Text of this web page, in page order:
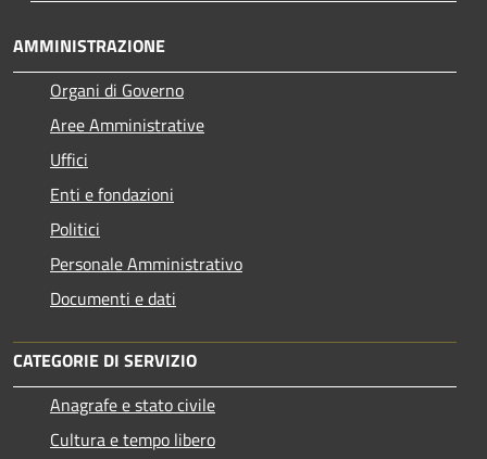
AMMINISTRAZIONE
Organi di Governo
Aree Amministrative
Uffici
Enti e fondazioni
Politici
Personale Amministrativo
Documenti e dati
CATEGORIE DI SERVIZIO
Anagrafe e stato civile
Cultura e tempo libero